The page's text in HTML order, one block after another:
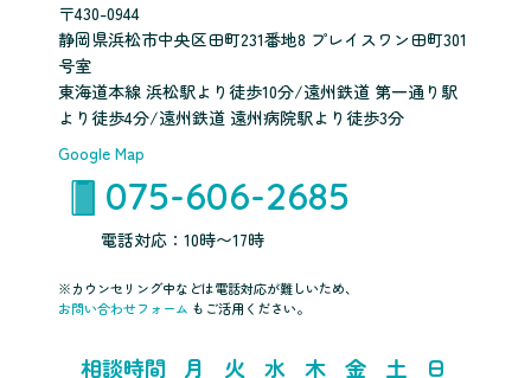
〒430-0944
静岡県浜松市中央区田町231番地8 プレイスワン田町301
号室
東海道本線 浜松駅より徒歩10分/遠州鉄道 第一通り駅
より徒歩4分/遠州鉄道 遠州病院駅より徒歩3分
Google Map
075-606-2685
電話対応：10時〜17時
※カウンセリング中などは電話対応が難しいため、
お問い合わせフォーム もご活用ください。
相談時間 月 火 水 木 金 土 日